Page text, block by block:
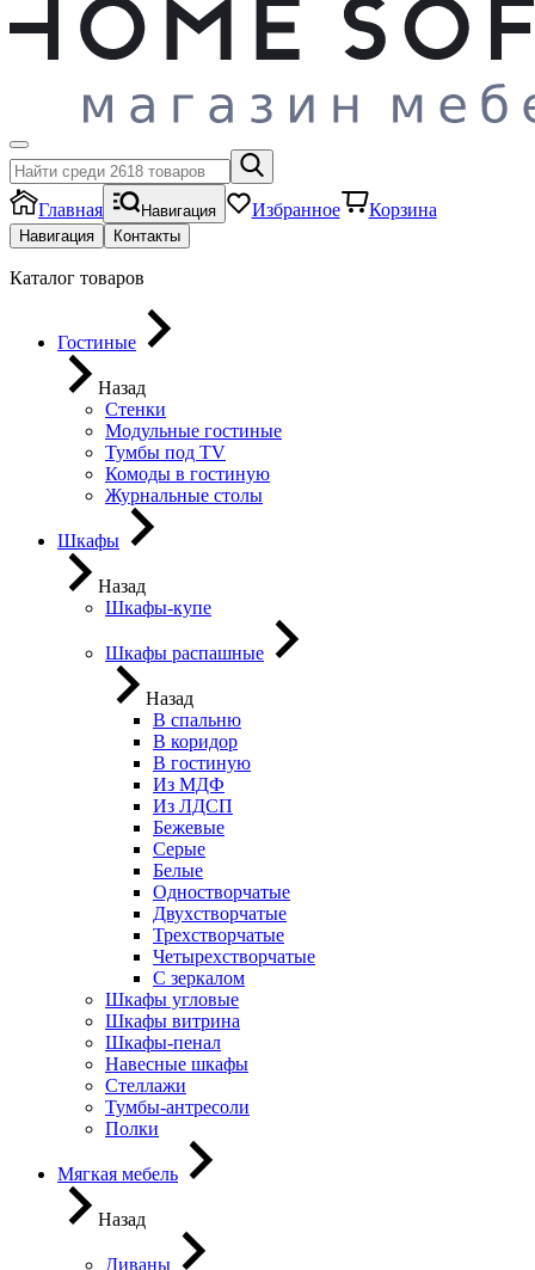
Главная Навигация Избранное Корзина
Навигация Контакты
Каталог товаров
Гостиные
Назад
Стенки
Модульные гостиные
Тумбы под ТV
Комоды в гостиную
Журнальные столы
Шкафы
Назад
Шкафы-купе
Шкафы распашные
Назад
В спальню
В коридор
В гостиную
Из МДФ
Из ЛДСП
Бежевые
Серые
Белые
Одностворчатые
Двухстворчатые
Трехстворчатые
Четырехстворчатые
С зеркалом
Шкафы угловые
Шкафы витрина
Шкафы-пенал
Навесные шкафы
Стеллажи
Тумбы-антресоли
Полки
Мягкая мебель
Назад
Диваны